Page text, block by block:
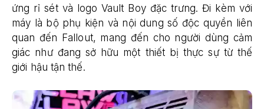
ứng rỉ sét và logo Vault Boy đặc trưng. Đi kèm với
máy là bộ phụ kiện và nội dung số độc quyền liên
quan đến Fallout, mang đến cho người dùng cảm
giác như đang sở hữu một thiết bị thực sự từ thế
giới hậu tận thế.